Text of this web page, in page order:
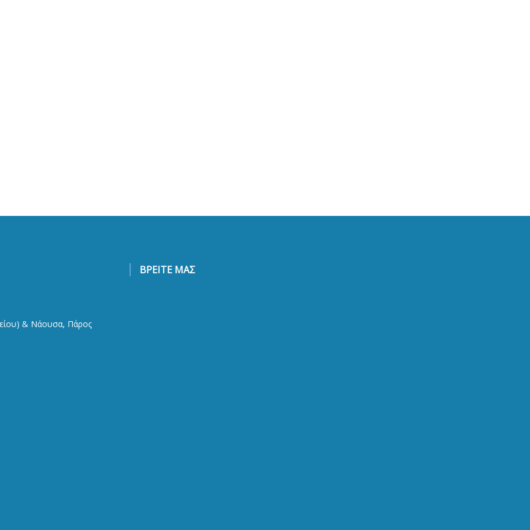
& Νάουσα, Πάρος
ΒΡΕΙΤΕ ΜΑΣ